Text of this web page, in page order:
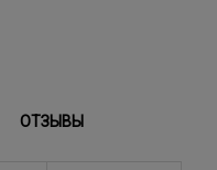
ОТЗЫВЫ